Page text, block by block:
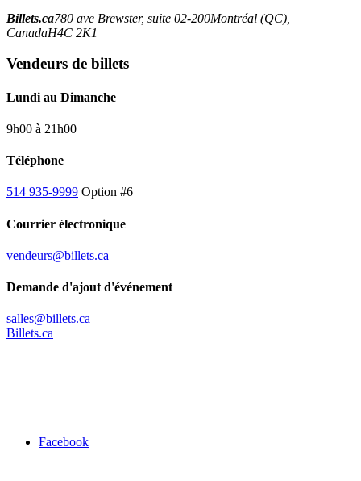
Billets.ca780 ave Brewster, suite 02-200Montréal (QC),
CanadaH4C 2K1
Vendeurs de billets
Lundi au Dimanche
9h00 à 21h00
Téléphone
514 935-9999 Option #6
Courrier électronique
vendeurs@billets.ca
Demande d'ajout d'événement
salles@billets.ca
Billets.ca
Facebook